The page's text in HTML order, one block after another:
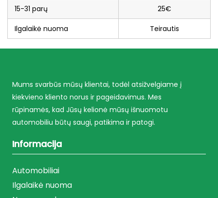
15-31 parų 25€
Ilgalaikė nuoma Teirautis
Mums svarbūs mūsų klientai, todėl atsižvelgiame į
kiekvieno kliento norus ir pageidavimus. Mes
rūpinamės, kad Jūsų kelionė mūsų išnuomotu
automobiliu būtų saugi, patikima ir patogi.
Informacija
Automobiliai
Ilgalaikė nuoma